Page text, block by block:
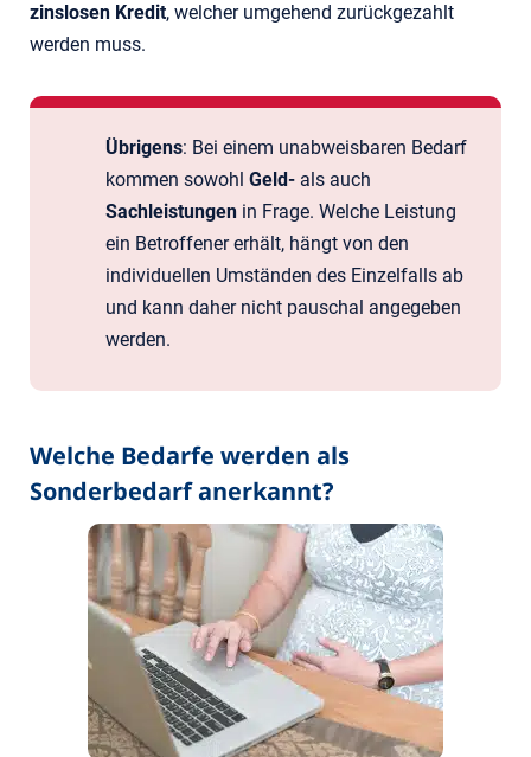
zinslosen Kredit, welcher umgehend zurückgezahlt
werden muss.
Übrigens: Bei einem unabweisbaren Bedarf
kommen sowohl Geld- als auch
Sachleistungen in Frage. Welche Leistung
ein Betroffener erhält, hängt von den
individuellen Umständen des Einzelfalls ab
und kann daher nicht pauschal angegeben
werden.
Welche Bedarfe werden als
Sonderbedarf anerkannt?